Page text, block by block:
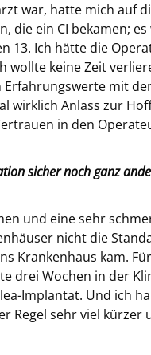
war, hatte mich auf
die ein CI bekamen;
13. Ich hätte die
wollte keine Zeit
mit
wirklich Anlass zur
in den
sicher noch ganz
und eine sehr
nicht die
Krankenhaus kam.
drei Wochen in der
Implantat. Und ich
Regel sehr viel kürzer